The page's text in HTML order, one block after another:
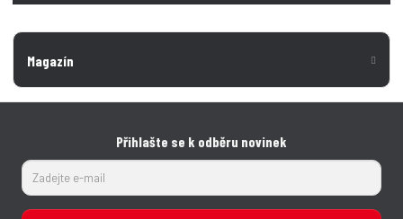
Magazín
Přihlašte se k odběru novinek